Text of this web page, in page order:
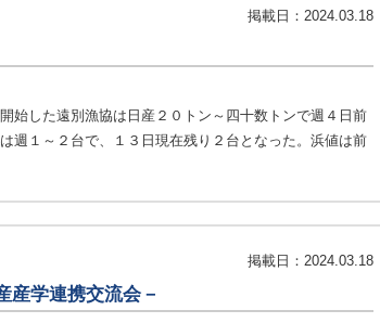
掲載日： 2024.03.18
始した遠別漁協は日産２０トン～四十数トンで週４日前
週１～２台で、１３日現在残り２台となった。浜値は前
掲載日： 2024.03.18
産学連携交流会－